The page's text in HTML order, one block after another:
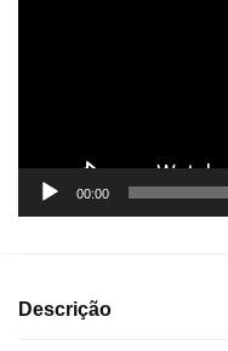
00:00
Descrição